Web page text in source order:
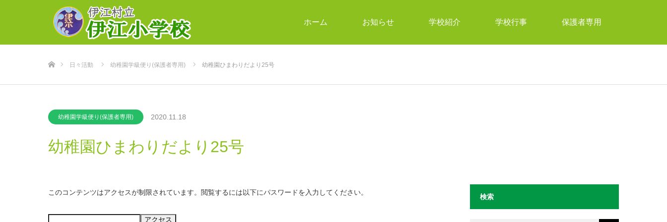
ホーム お知らせ 学校紹介 学校行事 保護者専用
日々活動 幼稚園学級便り(保護者専用) 幼稚園ひまわりだより25号
幼稚園学級便り(保護者専用) 2020.11.18
幼稚園ひまわりだより25号
このコンテンツはアクセスが制限されています。閲覧するには以下にパスワードを入力してください。
検索